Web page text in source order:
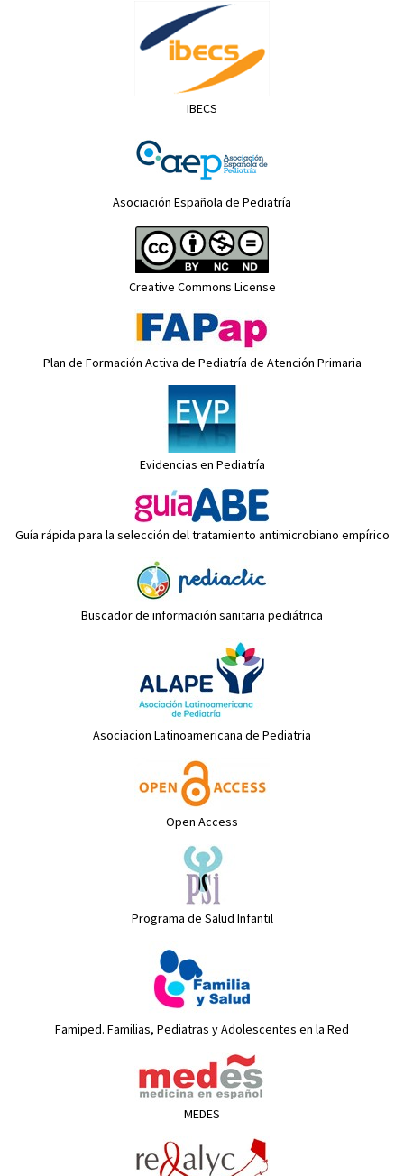
IBECS
Asociación Española de Pediatría
Creative Commons License
Plan de Formación Activa de Pediatría de Atención Primaria
Evidencias en Pediatría
Guía rápida para la selección del tratamiento antimicrobiano empírico
Buscador de información sanitaria pediátrica
Asociacion Latinoamericana de Pediatria
Open Access
Programa de Salud Infantil
Famiped. Familias, Pediatras y Adolescentes en la Red
MEDES